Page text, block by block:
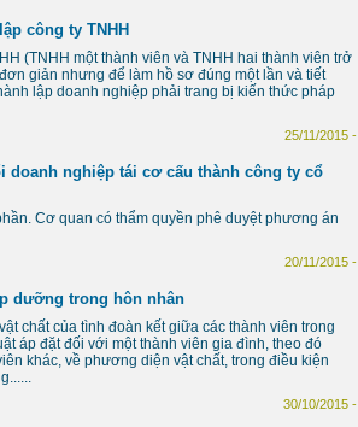
công ty TNHH
(TNHH một thành viên và TNHH hai thành viên trở
giản nhưng để làm hồ sơ đúng một lần và tiết
lập doanh nghiệp phải trang bị kiến thức pháp
25/11/2015 -
doanh nghiệp tái cơ cấu thành công ty cổ
Cơ quan có thẩm quyền phê duyệt phương án
20/11/2015 -
dưỡng trong hôn nhân
chất của tình đoàn kết giữa các thành viên trong
áp đặt đối với một thành viên gia đình, theo đó
khác, về phương diện vật chất, trong điều kiện
30/10/2015 -